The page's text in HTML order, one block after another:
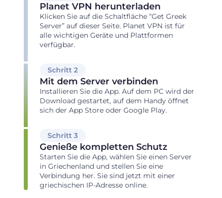
Planet VPN herunterladen
Klicken Sie auf die Schaltfläche “Get Greek
Server” auf dieser Seite. Planet VPN ist für
alle wichtigen Geräte und Plattformen
verfügbar.
Schritt 2
Mit dem Server verbinden
Installieren Sie die App. Auf dem PC wird der
Download gestartet, auf dem Handy öffnet
sich der App Store oder Google Play.
Schritt 3
Genieße kompletten Schutz
Starten Sie die App, wählen Sie einen Server
in Griechenland und stellen Sie eine
Verbindung her. Sie sind jetzt mit einer
griechischen IP-Adresse online.